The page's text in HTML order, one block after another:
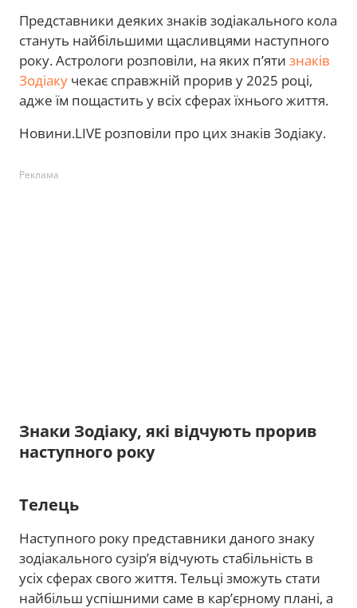
Представники деяких знаків зодіакального кола
стануть найбільшими щасливцями наступного
року. Астрологи розповіли, на яких п’яти знаків
Зодіаку чекає справжній прорив у 2025 році,
адже їм пощастить у всіх сферах їхнього життя.
Новини.LIVE розповіли про цих знаків Зодіаку.
Реклама
Знаки Зодіаку, які відчують прорив
наступного року
Телець
Наступного року представники даного знаку
зодіакального сузір’я відчують стабільність в
усіх сферах свого життя. Тельці зможуть стати
найбільш успішними саме в кар’єрному плані, а